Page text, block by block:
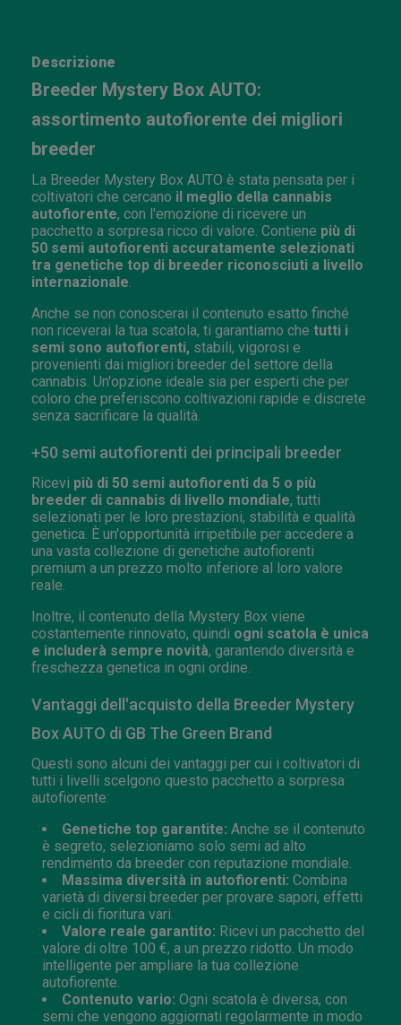
Descrizione
Breeder Mystery Box AUTO:
assortimento autofiorente dei migliori
breeder
La Breeder Mystery Box AUTO è stata pensata per i
coltivatori che cercano il meglio della cannabis
autofiorente, con l'emozione di ricevere un
pacchetto a sorpresa ricco di valore. Contiene più di
50 semi autofiorenti accuratamente selezionati
tra genetiche top di breeder riconosciuti a livello
internazionale
Anche se non conoscerai il contenuto esatto finché
non riceverai la tua scatola, ti garantiamo che tutti i
semi sono autofiorenti, stabili, vigorosi e
provenienti dai migliori breeder del settore della
cannabis. Un'opzione ideale sia per esperti che per
coloro che preferiscono coltivazioni rapide e discrete
senza sacrificare la qualità.
+50 semi autofiorenti dei principali breeder
Ricevi più di 50 semi autofiorenti da 5 o più
breeder di cannabis di livello mondiale, tutti
selezionati per le loro prestazioni, stabilità e qualità
genetica. È un'opportunità irripetibile per accedere a
una vasta collezione di genetiche autofiorenti
premium a un prezzo molto inferiore al loro valore
reale.
Inoltre, il contenuto della Mystery Box viene
costantemente rinnovato, quindi ogni scatola è unica
e includerà sempre novità, garantendo diversità e
freschezza genetica in ogni ordine.
Vantaggi dell'acquisto della Breeder Mystery
Box AUTO di GB The Green Brand
Questi sono alcuni dei vantaggi per cui i coltivatori di
tutti i livelli scelgono questo pacchetto a sorpresa
autofiorente:
Genetiche top garantite: Anche se il contenuto
è segreto, selezioniamo solo semi ad alto
rendimento da breeder con reputazione mondiale.
Massima diversità in autofiorenti: Combina
varietà di diversi breeder per provare sapori, effetti
e cicli di fioritura vari.
Valore reale garantito: Ricevi un pacchetto del
valore di oltre 100 €, a un prezzo ridotto. Un modo
intelligente per ampliare la tua collezione
autofiorente.
Contenuto vario: Ogni scatola è diversa, con
semi che vengono aggiornati regolarmente in modo